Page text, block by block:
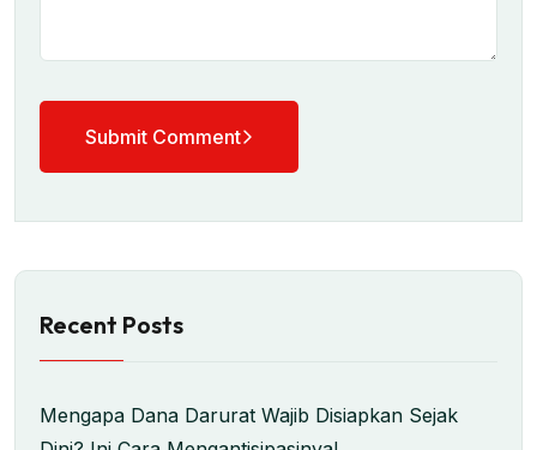
Submit Comment
Recent Posts
Mengapa Dana Darurat Wajib Disiapkan Sejak